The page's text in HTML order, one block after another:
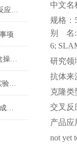
NADPH elisa酶联免疫试剂盒反应步骤
项
AR醛糖还原酶酶联免疫试剂盒操作步骤
牛蛙生长激素 ELISA试剂盒实验操作注意事项
西尼罗病毒PCR检测试剂盒组成及试剂配制
中文名
规格：
别
名
6;
研究领
抗体来
克隆类
交叉反
产品应
not yet